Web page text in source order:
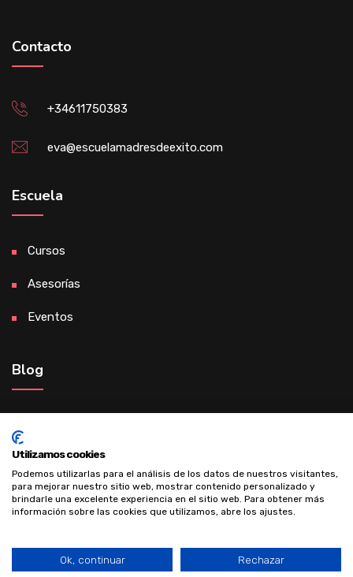
Contacto
+34611750383
eva@escuelamadresdeexito.com
Escuela
Cursos
Asesorías
Eventos
Blog
personal
Utilizamos cookies
Podemos utilizarlas para el análisis de los datos de nuestros visitantes,
para mejorar nuestro sitio web, mostrar contenido personalizado y
brindarle una excelente experiencia en el sitio web. Para obtener más
información sobre las cookies que utilizamos, abre los ajustes.
Ok, continuar Rechazar